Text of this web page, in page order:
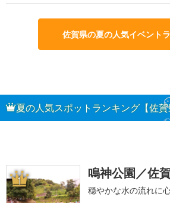
佐賀県の夏の人気イベント
夏の人気スポットランキング【佐賀
1 鳴神公園／佐
穏やかな水の流れに